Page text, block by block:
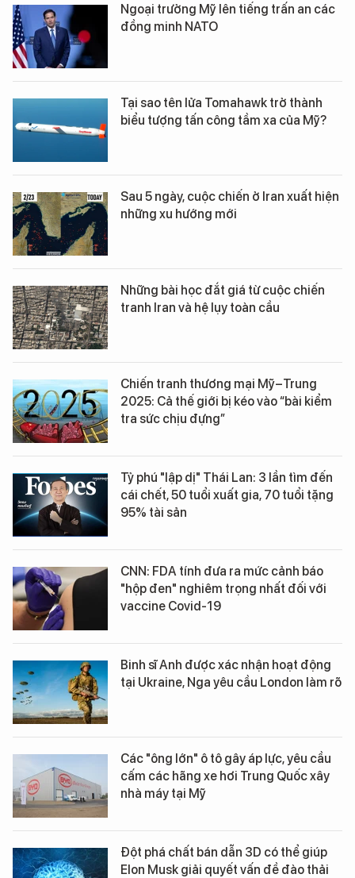
Ngoại trưởng Mỹ lên tiếng trấn an các
đồng minh NATO
Tại sao tên lửa Tomahawk trở thành
biểu tượng tấn công tầm xa của Mỹ?
Sau 5 ngày, cuộc chiến ở Iran xuất hiện
những xu hướng mới
Những bài học đắt giá từ cuộc chiến
tranh Iran và hệ lụy toàn cầu
Chiến tranh thương mại Mỹ–Trung
2025: Cả thế giới bị kéo vào “bài kiểm
tra sức chịu đựng”
Tỷ phú "lập dị" Thái Lan: 3 lần tìm đến
cái chết, 50 tuổi xuất gia, 70 tuổi tặng
95% tài sản
CNN: FDA tính đưa ra mức cảnh báo
"hộp đen" nghiêm trọng nhất đối với
vaccine Covid-19
Binh sĩ Anh được xác nhận hoạt động
tại Ukraine, Nga yêu cầu London làm rõ
Các "ông lớn" ô tô gây áp lực, yêu cầu
cấm các hãng xe hơi Trung Quốc xây
nhà máy tại Mỹ
Đột phá chất bán dẫn 3D có thể giúp
Elon Musk giải quyết vấn đề đào thải